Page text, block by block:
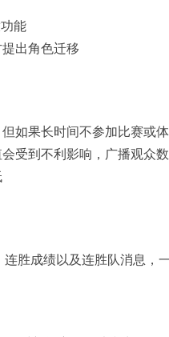
能
出角色迁移
如果长时间不参加比赛或
受到不利影响，广播观众
胜成绩以及连胜队消息，